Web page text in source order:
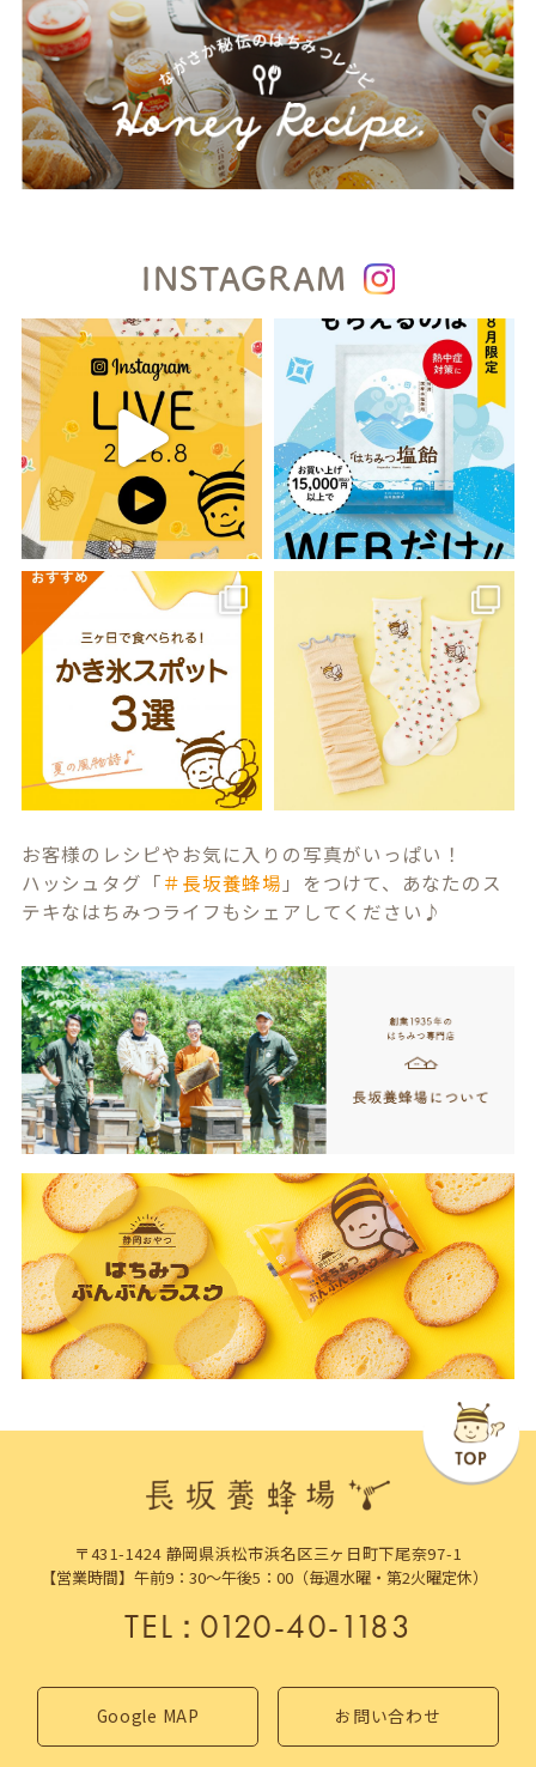
INSTAGRAM
お客様のレシピやお気に入りの写真がいっぱい！
ハッシュタグ「＃長坂養蜂場 」をつけて、あなたのス
テキなはちみつライフもシェアしてください♪
〒431-1424 静岡県浜松市浜名区三ヶ日町下尾奈97-1
【営業時間】午前9：30～午後5：00（毎週水曜・第2火曜定休）
TEL：0120-40-1183
Google MAP お問い合わせ